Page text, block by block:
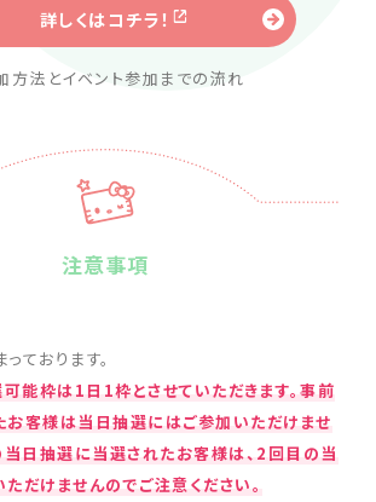
詳しくはコチラ！
方法とイベント参加までの流れ
注意事項
ております。
能枠は1日1枠とさせていただきます。事前
客様は当日抽選にはご参加いただけませ
当日抽選に当選されたお客様は、2回目の当
だけませんのでご注意ください。